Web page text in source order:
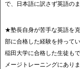
で、日本語に訳さず英語の
★塾長自身が苦手な英語を
部に合格した経験を持って
稲田大学に合格した生徒も
メージトレーニングにありま